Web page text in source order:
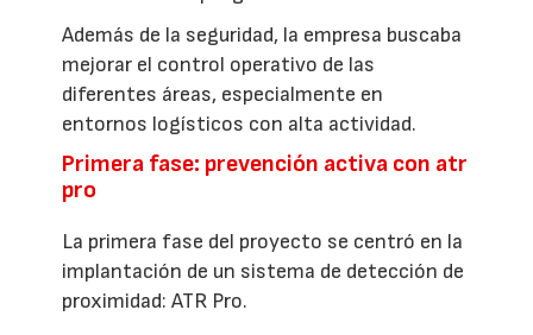
Además de la seguridad, la empresa buscaba
mejorar el control operativo de las
diferentes áreas, especialmente en
entornos logísticos con alta actividad.
Primera fase: prevención activa con atr
pro
La primera fase del proyecto se centró en la
implantación de un sistema de detección de
proximidad: ATR Pro.